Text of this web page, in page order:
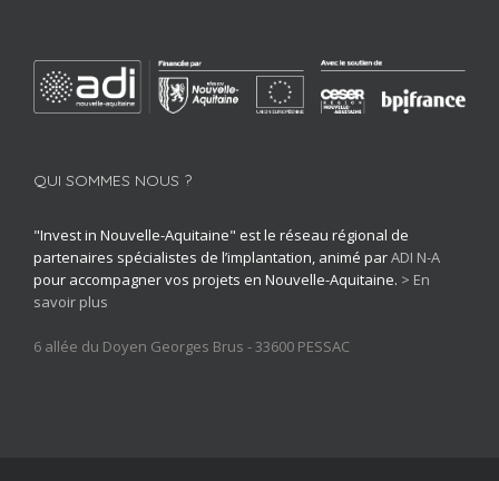
QUI SOMMES NOUS ?
"Invest in Nouvelle-Aquitaine" est le réseau régional de
partenaires spécialistes de l’implantation, animé parADI N-A
pour accompagner vos projets en Nouvelle-Aquitaine. > En
savoir plus
6 allée du Doyen Georges Brus - 33600 PESSAC